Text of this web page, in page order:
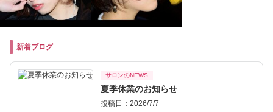
新着ブログ
サロンのNEWS
夏季休業のお知らせ
投稿日：2026/7/7